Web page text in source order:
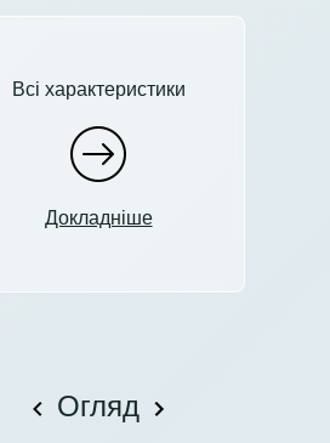
Всі характеристики
Докладніше
Огляд